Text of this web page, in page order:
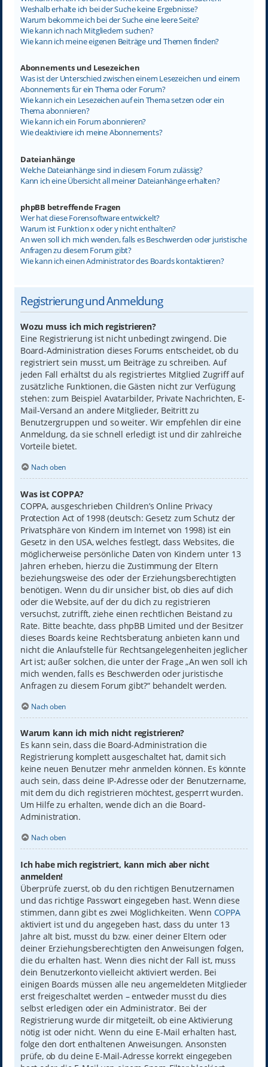
Weshalb erhalte ich bei der Suche keine Ergebnisse?
Warum bekomme ich bei der Suche eine leere Seite?
Wie kann ich nach Mitgliedern suchen?
Wie kann ich meine eigenen Beiträge und Themen finden?
Abonnements und Lesezeichen
Was ist der Unterschied zwischen einem Lesezeichen und einem
Abonnements für ein Thema oder Forum?
Wie kann ich ein Lesezeichen auf ein Thema setzen oder ein
Thema abonnieren?
Wie kann ich ein Forum abonnieren?
Wie deaktiviere ich meine Abonnements?
Dateianhänge
Welche Dateianhänge sind in diesem Forum zulässig?
Kann ich eine Übersicht all meiner Dateianhänge erhalten?
phpBB betreffende Fragen
Wer hat diese Forensoftware entwickelt?
Warum ist Funktion x oder y nicht enthalten?
An wen soll ich mich wenden, falls es Beschwerden oder juristische
Anfragen zu diesem Forum gibt?
Wie kann ich einen Administrator des Boards kontaktieren?
Registrierung und Anmeldung
Wozu muss ich mich registrieren?
Eine Registrierung ist nicht unbedingt zwingend. Die
Board-Administration dieses Forums entscheidet, ob du
registriert sein musst, um Beiträge zu schreiben. Auf
jeden Fall erhältst du als registriertes Mitglied Zugriff auf
zusätzliche Funktionen, die Gästen nicht zur Verfügung
stehen: zum Beispiel Avatarbilder, Private Nachrichten, E-
Mail-Versand an andere Mitglieder, Beitritt zu
Benutzergruppen und so weiter. Wir empfehlen dir eine
Anmeldung, da sie schnell erledigt ist und dir zahlreiche
Vorteile bietet.
Nach oben
Was ist COPPA?
COPPA, ausgeschrieben Children’s Online Privacy
Protection Act of 1998 (deutsch: Gesetz zum Schutz der
Privatsphäre von Kindern im Internet von 1998) ist ein
Gesetz in den USA, welches festlegt, dass Websites, die
möglicherweise persönliche Daten von Kindern unter 13
Jahren erheben, hierzu die Zustimmung der Eltern
beziehungsweise des oder der Erziehungsberechtigten
benötigen. Wenn du dir unsicher bist, ob dies auf dich
oder die Website, auf der du dich zu registrieren
versuchst, zutrifft, ziehe einen rechtlichen Beistand zu
Rate. Bitte beachte, dass phpBB Limited und der Besitzer
dieses Boards keine Rechtsberatung anbieten kann und
nicht die Anlaufstelle für Rechtsangelegenheiten jeglicher
Art ist; außer solchen, die unter der Frage „An wen soll ich
mich wenden, falls es Beschwerden oder juristische
Anfragen zu diesem Forum gibt?“ behandelt werden.
Nach oben
Warum kann ich mich nicht registrieren?
Es kann sein, dass die Board-Administration die
Registrierung komplett ausgeschaltet hat, damit sich
keine neuen Benutzer mehr anmelden können. Es könnte
auch sein, dass deine IP-Adresse oder der Benutzername,
mit dem du dich registrieren möchtest, gesperrt wurden.
Um Hilfe zu erhalten, wende dich an die Board-
Administration.
Nach oben
Ich habe mich registriert, kann mich aber nicht
anmelden!
Überprüfe zuerst, ob du den richtigen Benutzernamen
und das richtige Passwort eingegeben hast. Wenn diese
stimmen, dann gibt es zwei Möglichkeiten. Wenn COPPA
aktiviert ist und du angegeben hast, dass du unter 13
Jahre alt bist, musst du bzw. einer deiner Eltern oder
deiner Erziehungsberechtigten den Anweisungen folgen,
die du erhalten hast. Wenn dies nicht der Fall ist, muss
dein Benutzerkonto vielleicht aktiviert werden. Bei
einigen Boards müssen alle neu angemeldeten Mitglieder
erst freigeschaltet werden – entweder musst du dies
selbst erledigen oder ein Administrator. Bei der
Registrierung wurde dir mitgeteilt, ob eine Aktivierung
nötig ist oder nicht. Wenn du eine E-Mail erhalten hast,
folge den dort enthaltenen Anweisungen. Ansonsten
prüfe, ob du deine E-Mail-Adresse korrekt eingegeben